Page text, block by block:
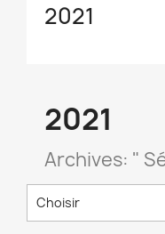
2021
2021
Archives: "
Choisir